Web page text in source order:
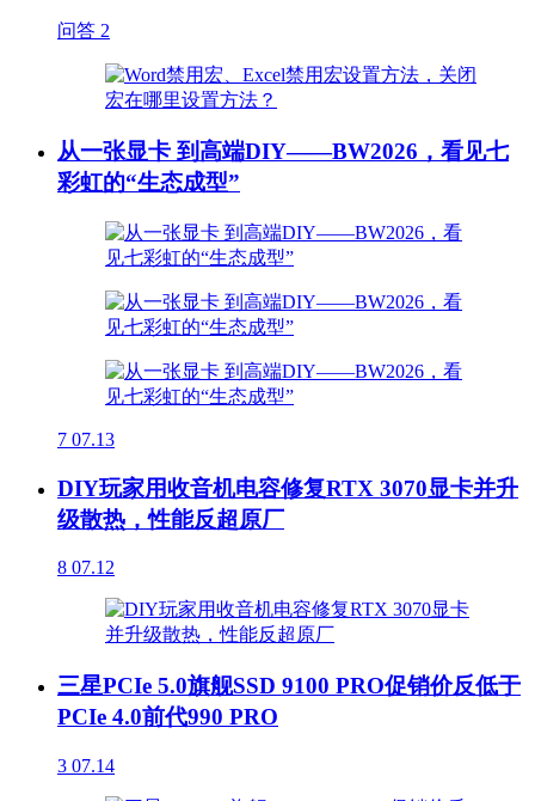
问答 2
从一张显卡 到高端DIY——BW2026，看见七
彩虹的“生态成型”
7 07.13
DIY玩家用收音机电容修复RTX 3070显卡并升
级散热，性能反超原厂
8 07.12
三星PCIe 5.0旗舰SSD 9100 PRO促销价反低于
PCIe 4.0前代990 PRO
3 07.14